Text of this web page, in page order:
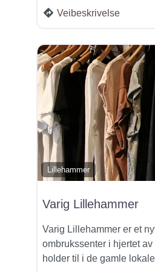
Veibeskrivelse
Lillehammer
Varig Lillehammer
Varig Lillehammer er et
ombrukssenter i hjertet
holder til i de gamle